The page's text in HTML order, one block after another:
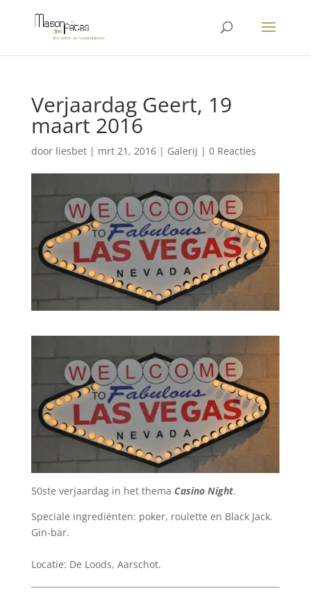
Verjaardag Geert, 19
maart 2016
door liesbet| mrt 21, 2016| Galerij | 0 Reacties
50ste verjaardag in het thema Casino Night.
Speciale ingrediënten: poker, roulette en Black Jack.
Gin-bar.
Locatie: De Loods, Aarschot.